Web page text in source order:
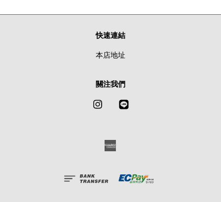
快速連結
本店地址
關注我們
Instagram